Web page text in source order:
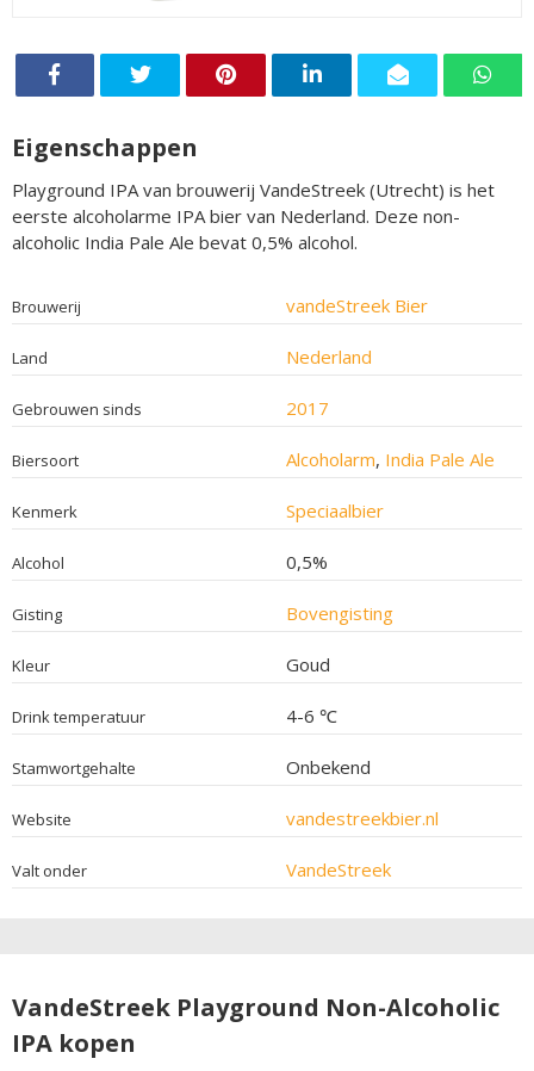
Eigenschappen
Playground IPA van brouwerij VandeStreek (Utrecht) is het
eerste alcoholarme IPA bier van Nederland. Deze non-
alcoholic India Pale Ale bevat 0,5% alcohol.
Brouwerij vandeStreek Bier
Land Nederland
Gebrouwen sinds 2017
Biersoort Alcoholarm, India Pale Ale
Kenmerk Speciaalbier
Alcohol 0,5%
Gisting Bovengisting
Kleur Goud
Drink temperatuur 4-6 ℃
Stamwortgehalte Onbekend
Website vandestreekbier.nl
Valt onder VandeStreek
VandeStreek Playground Non-Alcoholic
IPA kopen